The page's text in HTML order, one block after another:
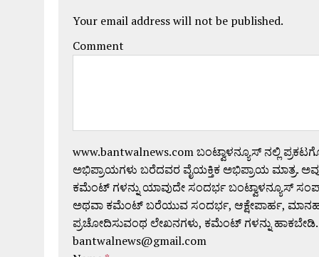
Your email address will not be published.
Comment
www.bantwalnews.com ಬಂಟ್ವಾಳನ್ಯೂಸ್ ನಲ್ಲಿ
ಅಭಿಪ್ರಾಯಗಳು ಬರೆದವರ ವೈಯಕ್ತಿಕ ಅಭಿಪ್ರಾಯ ಮಾತ್ರ.
ಕಮೆಂಟ್ ಗಳನ್ನು ಯಾವುದೇ ಸಂದರ್ಭ ಬಂಟ್ವಾಳನ್ಯೂಸ್
ಅಥವಾ ಕಮೆಂಟ್ ಬರೆಯುವ ಸಂದರ್ಭ, ಆಕ್ಷೇಪಾರ್ಹ,
ಪ್ರಚೋದಿಸುವಂಥ ಲೇಖನಗಳು, ಕಮೆಂಟ್ ಗಳನ್ನು
bantwalnews@gmail.com